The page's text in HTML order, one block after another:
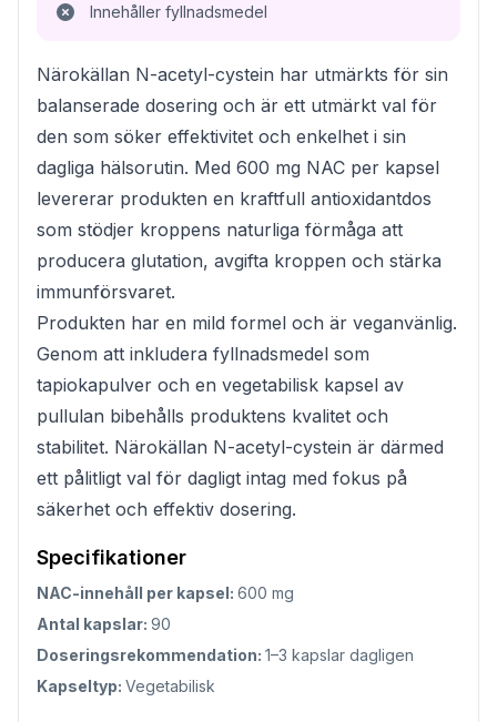
Innehåller fyllnadsmedel
Närokällan N-acetyl-cystein har utmärkts för sin
balanserade dosering och är ett utmärkt val för
den som söker effektivitet och enkelhet i sin
dagliga hälsorutin. Med 600 mg NAC per kapsel
levererar produkten en kraftfull antioxidantdos
som stödjer kroppens naturliga förmåga att
producera glutation, avgifta kroppen och stärka
immunförsvaret.
Produkten har en mild formel och är veganvänlig.
Genom att inkludera fyllnadsmedel som
tapiokapulver och en vegetabilisk kapsel av
pullulan bibehålls produktens kvalitet och
stabilitet. Närokällan N-acetyl-cystein är därmed
ett pålitligt val för dagligt intag med fokus på
säkerhet och effektiv dosering.
Specifikationer
NAC-innehåll per kapsel: 600 mg
Antal kapslar: 90
Doseringsrekommendation: 1–3 kapslar dagligen
Kapseltyp: Vegetabilisk